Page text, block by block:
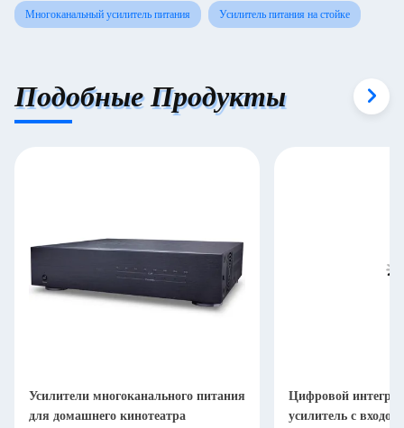
Многоканальный усилитель питания Усилитель питания на стойке
Подобные Продукты
Усилители многоканального питания
для домашнего кинотеатра
Цифровой
усилитель с